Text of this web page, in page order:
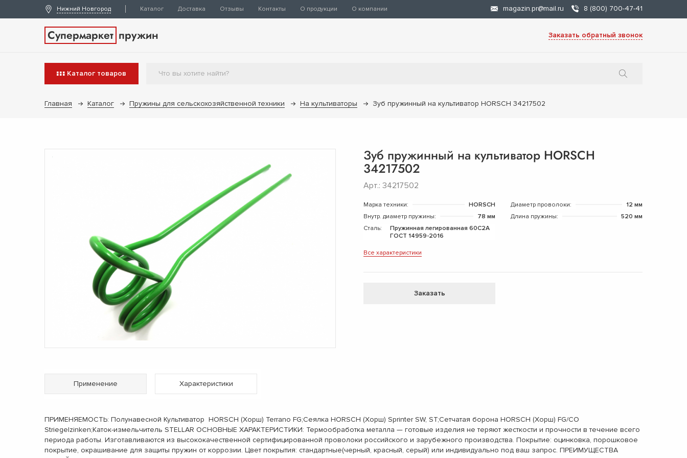
Нижний Новгород Каталог Доставка Отзывы Контакты О продукции О компании magazin.pr@mail.ru 8 (800) 700-47-41
Супермаркет пружин Заказать обратный звонок
Каталог товаров
Главная Каталог Пружины для сельскохозяйственной техники На культиваторы Зуб пружинный на культиватор HORSCH 34217502
Зуб пружинный на культиватор HORSCH
34217502
Арт.: 34217502
Марка техники: HORSCH Диаметр проволоки:
12 мм
Внутр. диаметр пружины:
78 мм Длина пружины:
520 мм
Сталь:
Пружинная легированная 60С2А
ГОСТ 14959-2016
Все характеристики
Заказать
Применение Характеристики
ПРИМЕНЯЕМОСТЬ: Полунавесной Культиватор HORSCH (Хорш) Terrano FG;Сеялка HORSCH (Хорш) Sprinter SW, ST;Cетчатая борона HORSCH (Хорш) FG/CO
Striegelzinken;Каток-измельчитель STELLAR ОСНОВНЫЕ ХАРАКТЕРИСТИКИ: Термообработка металла — готовые изделия не теряют жесткости и прочности в течение всего
периода работы. Изготавливаются из высококачественной сертифицированной проволоки российского и зарубежного производства. Покрытие: оцинковка, порошковое
покрытие, окрашивание для защиты пружин от коррозии. Цвет покрытия: стандартные(черный, красный, серый) или индивидуально под ваш запрос. ПРЕИМУЩЕСТВА